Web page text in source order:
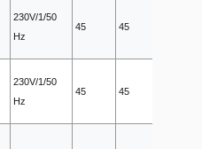
230V/1/50
Hz
45 45
230V/1/50
Hz
45 45